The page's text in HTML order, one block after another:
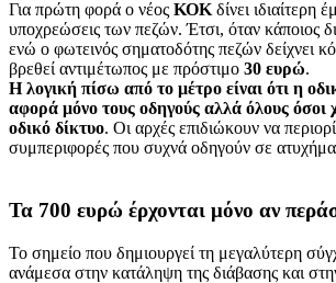
Για πρώτη φορά ο νέος ΚΟΚδίνει ιδιαίτερη
υποχρεώσεις των πεζών. Έτσι, όταν κάποιος
ενώ ο φωτεινός σηματοδότης πεζών δείχνει
βρεθεί αντιμέτωπος με πρόστιμο 30 ευρώ.
Η λογική πίσω από το μέτρο είναι ότι η
αφορά μόνο τους οδηγούς αλλά όλους όσοι
οδικό δίκτυο. Οι αρχές επιδιώκουν να
συμπεριφορές που συχνά οδηγούν σε
Τα 700 ευρώ έρχονται μόνο αν
Το σημείο που δημιουργεί τη μεγαλύτερη
ανάμεσα στην κατάληψη της διάβασης και